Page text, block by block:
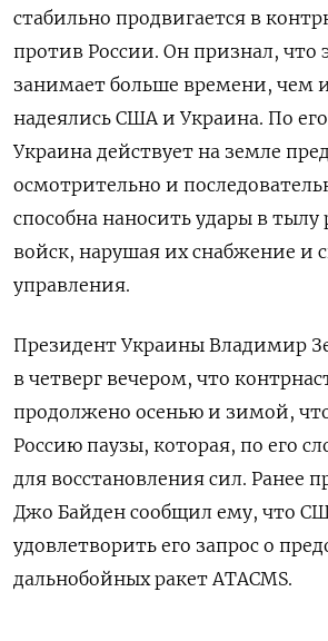
стабильно продвигается в
против России. Он признал, что
занимает больше времени, чем
надеялись США и Украина. По
Украина действует на земле
осмотрительно и
способна наносить удары в тылу
войск, нарушая их снабжение и
управления.
Президент Украины Владимир
в четверг вечером, что
продолжено осенью и зимой,
Россию паузы, которая, по его
для восстановления сил. Ранее
Джо Байден сообщил ему, что
удовлетворить его запрос о
дальнобойных ракет ATACMS.